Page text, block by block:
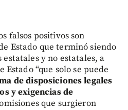
falsos positivos son
Estado que terminó siendo
y no estatales, a
“que solo se puede
de disposiciones legales
y exigencias de
que surgieron